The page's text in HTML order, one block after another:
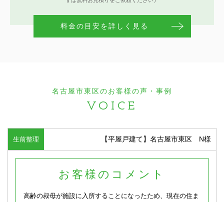
料金の目安を詳しく見る
名古屋市東区のお客様の声・事例
VOICE
生前整理 【平屋戸建て】名古屋市東区 N様
お客様のコメント
高齢の叔母が施設に入所することになったため、現在の住ま